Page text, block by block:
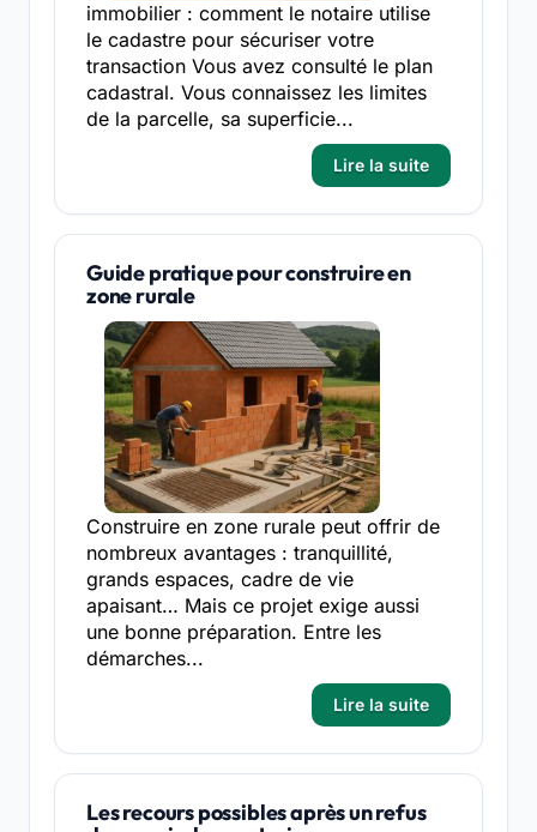
immobilier : comment le notaire utilise
le cadastre pour sécuriser votre
transaction Vous avez consulté le plan
cadastral. Vous connaissez les limites
de la parcelle, sa superficie...
Lire la suite
Guide pratique pour construire en
zone rurale
Construire en zone rurale peut offrir de
nombreux avantages : tranquillité,
grands espaces, cadre de vie
apaisant… Mais ce projet exige aussi
une bonne préparation. Entre les
démarches...
Lire la suite
Les recours possibles après un refus